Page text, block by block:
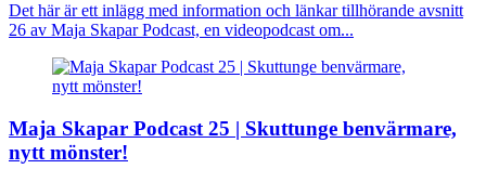
Det här är ett inlägg med information och länkar tillhörande avsnitt
26 av Maja Skapar Podcast, en videopodcast om...
Maja Skapar Podcast 25 | Skuttunge benvärmare,
nytt mönster!